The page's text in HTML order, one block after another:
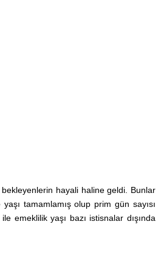
bekleyenlerin hayali haline geldi. Bunlar
tamamlamış olup prim gün sayısı
emeklilik yaşı bazı istisnalar dışında